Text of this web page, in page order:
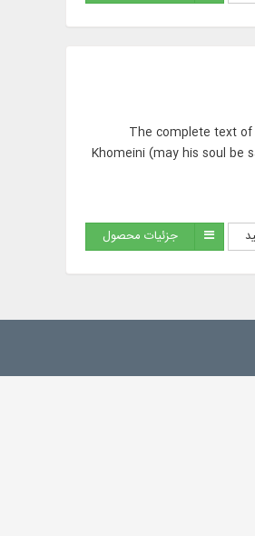
The complete text of
Khomeini (may his soul be
جزئیات محصول